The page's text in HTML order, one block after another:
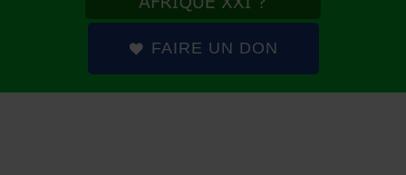
FAIRE UN DON